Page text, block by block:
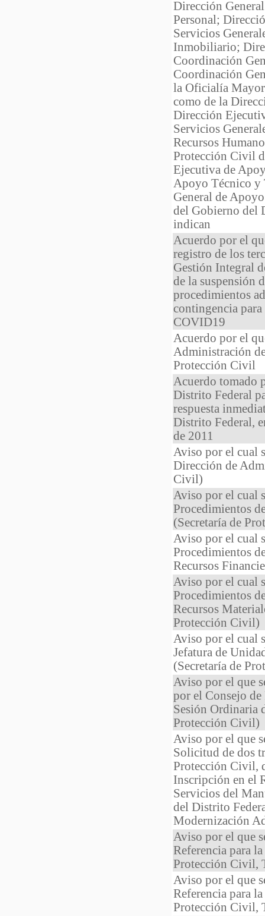
Dirección
Personal;
Servicios
Inmobiliario;
Coordinación
Coordinación
la Oficialía
como de la
Dirección
Servicios
Recursos
Protección Civil
Ejecutiva de
Apoyo Técnico y
General de
del Gobierno del
indican
Acuerdo por el
registro de los
Gestión Integral
de la suspensión
procedimientos
contingencia
COVID19
Acuerdo por el
Administración
Protección Civil
Acuerdo tomado
Distrito Federal
respuesta
Distrito Federal,
de 2011
Aviso por el cual
Dirección de
Civil)
Aviso por el cual
Procedimientos
(Secretaría de
Aviso por el cual
Procedimientos
Recursos
Aviso por el cual
Procedimientos
Recursos
Protección Civil)
Aviso por el cual
Jefatura de
(Secretaría de
Aviso por el que
por el Consejo
Sesión Ordinaria
Protección Civil)
Aviso por el que
Solicitud de dos
Protección Civil,
Inscripción en el
Servicios del
del Distrito
Modernización
Aviso por el que
Referencia para
Protección Civil,
Aviso por el que
Referencia para
Protección Civil,